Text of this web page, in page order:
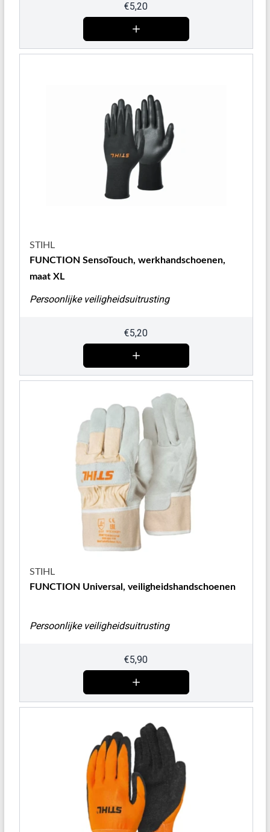
€5,20
STIHL
FUNCTION SensoTouch, werkhandschoenen,
maat XL
Persoonlijke veiligheidsuitrusting
€5,20
STIHL
FUNCTION Universal, veiligheidshandschoenen
Persoonlijke veiligheidsuitrusting
€5,90